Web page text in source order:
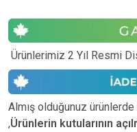
Ürünlerimiz 2 Yıl Resmi
Almış olduğunuz
,Ürünlerin kutularının